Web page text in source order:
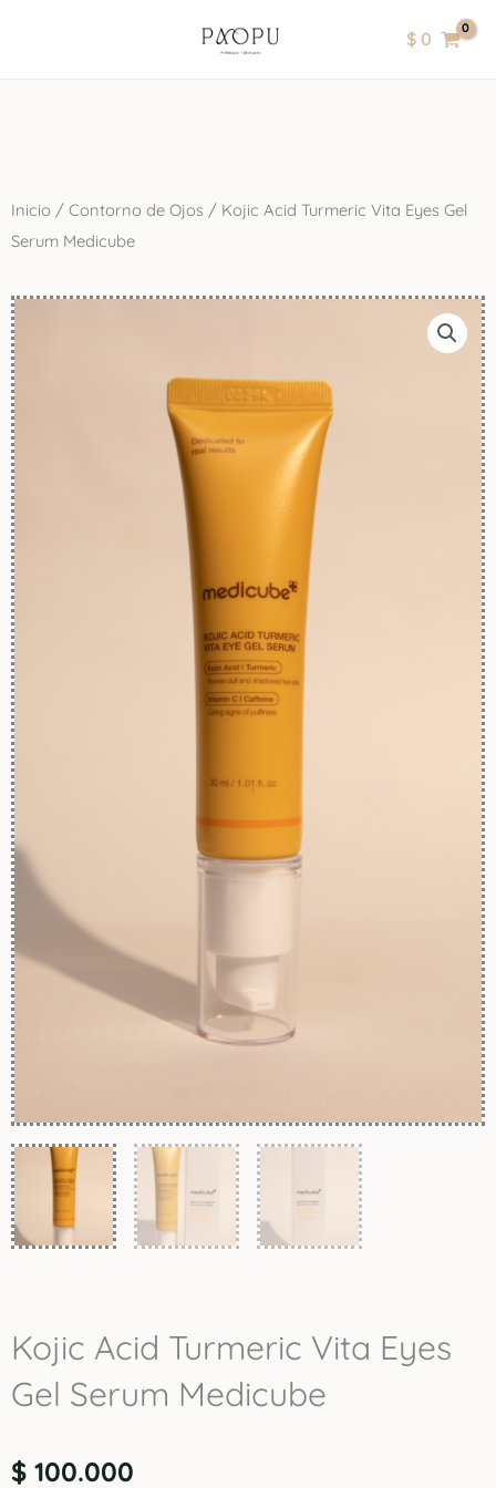
$0
Inicio / Contorno de Ojos / Kojic Acid Turmeric Vita Eyes Gel
Serum Medicube
Kojic Acid Turmeric Vita Eyes
Gel Serum Medicube
$ 100.000